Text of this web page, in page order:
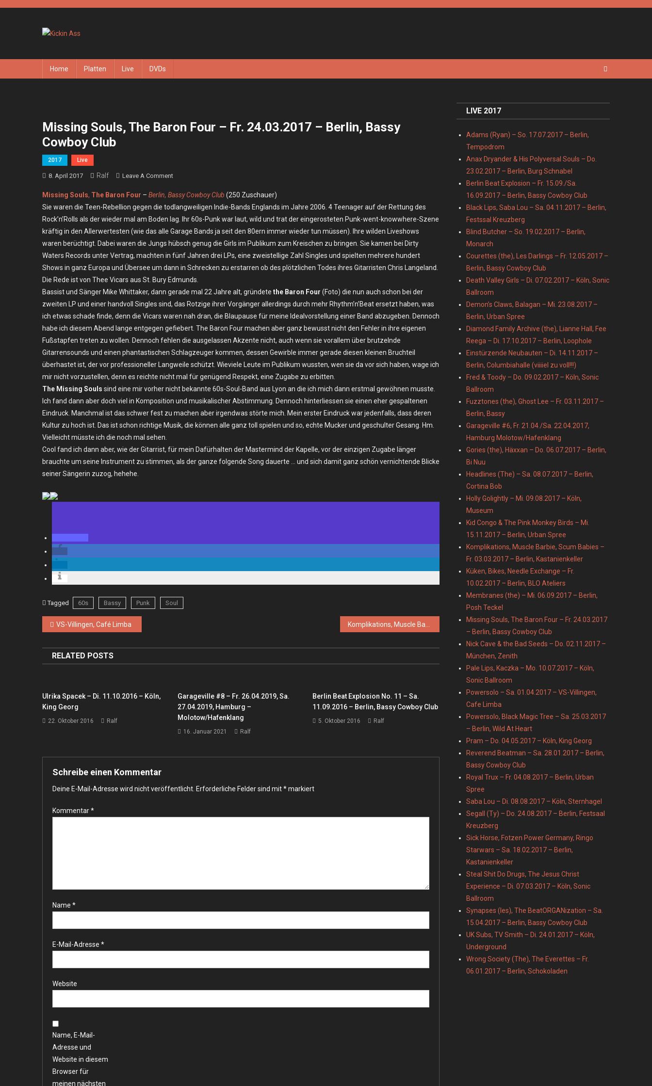
Home Platten Live DVDs
Missing Souls, The Baron Four – Fr. 24.03.2017 – Berlin, Bassy
Cowboy Club
2017 Live
8. April 2017 Ralf Leave A CommentOn
Souls,
The
Baron
Four
–
Fr.
24.03.2017
–
Club
Missing Souls, The Baron Four – Berlin, Bassy Cowboy Club (250 Zuschauer)
Sie waren die Teen-Rebellion gegen die todlangweiligen Indie-Bands Englands im Jahre 2006. 4 Teenager auf der Rettung des
Rock’n’Rolls als der wieder mal am Boden lag. Ihr 60s-Punk war laut, wild und trat der eingerosteten Punk-went-knowwhere-Szene
kräftig in den Allerwertesten (wie das alle Garage Bands ja seit den 80ern immer wieder tun müssen). Ihre wilden Liveshows
waren berüchtigt. Dabei waren die Jungs hübsch genug die Girls im Publikum zum Kreischen zu bringen. Sie kamen bei Dirty
Waters Records unter Vertrag, machten in fünf Jahren drei LPs, eine zweistellige Zahl Singles und spielten mehrere hundert
Shows in ganz Europa und Übersee um dann in Schrecken zu erstarren ob des plötzlichen Todes ihres Gitarristen Chris Langeland.
Die Rede ist von Thee Vicars aus St. Bury Edmunds.
Bassist und Sänger Mike Whittaker, dann gerade mal 22 Jahre alt, gründete the Baron Four (Foto) die nun auch schon bei der
zweiten LP und einer handvoll Singles sind, das Rotzige ihrer Vorgänger allerdings durch mehr Rhythm’n’Beat ersetzt haben, was
ich etwas schade finde, denn die Vicars waren nah dran, die Blaupause für meine Idealvorstellung einer Band abzugeben. Dennoch
habe ich diesem Abend lange entgegen gefiebert. The Baron Four machen aber ganz bewusst nicht den Fehler in ihre eigenen
Fußstapfen treten zu wollen. Dennoch fehlen die ausgelassen Akzente nicht, auch wenn sie vorallem über brutzelnde
Gitarrensounds und einen phantastischen Schlagzeuger kommen, dessen Gewirble immer gerade diesen kleinen Bruchteil
überhastet ist, der vor professioneller Langweile schützt. Wieviele Leute im Publikum wussten, wen sie da vor sich haben, wage ich
mir nicht vorzustellen, denn es reichte nicht mal für genügend Respekt, eine Zugabe zu erbitten.
The Missing Souls sind eine mir vorher nicht bekannte 60s-Soul-Band aus Lyon an die ich mich dann erstmal gewöhnen musste.
Ich fand dann aber doch viel in Komposition und musikalischer Abstimmung. Dennoch hinterliessen sie einen eher gespaltenen
Eindruck. Manchmal ist das schwer fest zu machen aber irgendwas störte mich. Mein erster Eindruck war jedenfalls, dass deren
Kultur zu hoch ist. Das ist schon richtige Musik, die können alle ganz toll spielen und so, echte Mucker und geschulter Gesang. Hm.
Vielleicht müsste ich die noch mal sehen.
Cool fand ich dann aber, wie der Gitarrist, für mein Dafürhalten der Mastermind der Kapelle, vor der einzigen Zugabe länger
brauchte um seine Instrument zu stimmen, als der ganze folgende Song dauerte … und sich damit ganz schön vernichtende Blicke
seiner Sängerin zuzog, hehehe.
Tagged 60s Bassy Punk Soul
Beitragsnavigation
VS-Villingen, Café Limba
RELATED POSTS
Ulrika Spacek – Di. 11.10.2016 – Köln,
King Georg
22. Oktober 2016 Ralf
Garageville #8 – Fr. 26.04.2019, Sa.
27.04.2019, Hamburg –
Molotow/Hafenklang
16. Januar 2021 Ralf
Berlin Beat Explosion No. 11 – Sa.
11.09.2016 – Berlin, Bassy Cowboy Club
5. Oktober 2016 Ralf
Schreibe einen Kommentar
Deine E-Mail-Adresse wird nicht veröffentlicht. Erforderliche Felder sind mit*markiert
Kommentar*
Name *
E-Mail-Adresse *
Website
Name, E-Mail-
Adresse und
Website in diesem
Browser für
meinen nächsten
LIVE 2017
Adams (Ryan) – So. 17.07.2017 – Berlin,
Tempodrom
Anax Dryander & His Polyversal Souls – Do.
23.02.2017 – Berlin, Burg Schnabel
Berlin Beat Explosion – Fr. 15.09./Sa.
16.09.2017 – Berlin, Bassy Cowboy Club
Black Lips, Saba Lou – Sa. 04.11.2017 – Berlin,
Festssal Kreuzberg
Blind Butcher – So. 19.02.2017 – Berlin,
Monarch
Courettes (the), Les Darlings – Fr. 12.05.2017 –
Berlin, Bassy Cowboy Club
Death Valley Girls – Di. 07.02.2017 – Köln, Sonic
Ballroom
Demon’s Claws, Balagan – Mi. 23.08.2017 –
Berlin, Urban Spree
Diamond Family Archive (the), Lianne Hall, Fee
Reega – Di. 17.10.2017 – Berlin, Loophole
Einstürzende Neubauten – Di. 14.11.2017 –
Berlin, Columbiahalle (viiiiel zu voll!!!)
Fred & Toody – Do. 09.02.2017 – Köln, Sonic
Ballroom
Fuzztones (the), Ghost Lee – Fr. 03.11.2017 –
Berlin, Bassy
Garageville #6, Fr. 21.04./Sa. 22.04.2017,
Hamburg Molotow/Hafenklang
Gories (the), Häxxan – Do. 06.07.2017 – Berlin,
Bi Nuu
Headlines (The) – Sa. 08.07.2017 – Berlin,
Cortina Bob
Holly Golightly – Mi. 09.08.2017 – Köln,
Museum
Kid Congo & The Pink Monkey Birds – Mi.
15.11.2017 – Berlin, Urban Spree
Komplikations, Muscle Barbie, Scum Babies –
Fr. 03.03.2017 – Berlin, Kastanienkeller
Küken, Bikes, Needle Exchange – Fr.
10.02.2017 – Berlin, BLO Ateliers
Membranes (the) – Mi. 06.09.2017 – Berlin,
Posh Teckel
Missing Souls, The Baron Four – Fr. 24.03.2017
– Berlin, Bassy Cowboy Club
Nick Cave & the Bad Seeds – Do. 02.11.2017 –
München, Zenith
Pale Lips, Kaczka – Mo. 10.07.2017 – Köln,
Sonic Ballroom
Powersolo – Sa. 01.04.2017 – VS-Villingen,
Cafe Limba
Powersolo, Black Magic Tree – Sa. 25.03.2017
– Berlin, Wild At Heart
Pram – Do. 04.05.2017 – Köln, King Georg
Reverend Beatman – Sa. 28.01.2017 – Berlin,
Bassy Cowboy Club
Royal Trux – Fr. 04.08.2017 – Berlin, Urban
Spree
Saba Lou – Di. 08.08.2017 – Köln, Sternhagel
Segall (Ty) – Do. 24.08.2017 – Berlin, Festsaal
Kreuzberg
Sick Horse, Fotzen Power Germany, Ringo
Starwars – Sa. 18.02.2017 – Berlin,
Kastanienkeller
Steal Shit Do Drugs, The Jesus Christ
Experience – Di. 07.03.2017 – Köln, Sonic
Ballroom
Synapses (les), The BeatORGANization – Sa.
15.04.2017 – Berlin, Bassy Cowboy Club
UK Subs, TV Smith – Di. 24.01.2017 – Köln,
Underground
Wrong Society (The), The Everettes – Fr.
06.01.2017 – Berlin, Schokoladen